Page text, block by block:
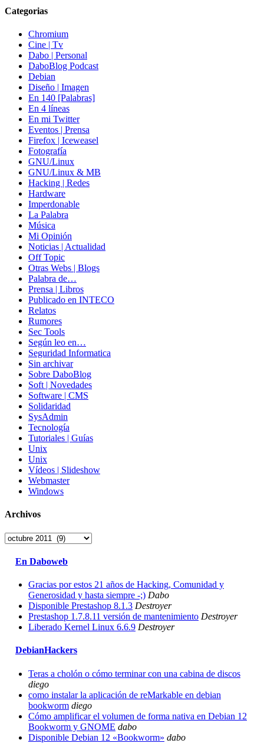
Categorias
Chromium
Cine | Tv
Dabo | Personal
DaboBlog Podcast
Debian
Diseño | Imagen
En 140 [Palabras]
En 4 líneas
En mi Twitter
Eventos | Prensa
Firefox | Iceweasel
Fotografía
GNU/Linux
GNU/Linux & MB
Hacking | Redes
Hardware
Imperdonable
La Palabra
Música
Mi Opinión
Noticias | Actualidad
Off Topic
Otras Webs | Blogs
Palabra de…
Prensa | Libros
Publicado en INTECO
Relatos
Rumores
Sec Tools
Según leo en…
Seguridad Informatica
Sin archivar
Sobre DaboBlog
Soft | Novedades
Software | CMS
Solidaridad
SysAdmin
Tecnología
Tutoriales | Guías
Unix
Unix
Vídeos | Slideshow
Webmaster
Windows
Archivos
Archivos
En Daboweb
Gracias por estos 21 años de Hacking, Comunidad y
Generosidad y hasta siempre -;) Dabo
Disponible Prestashop 8.1.3 Destroyer
Prestashop 1.7.8.11 versión de mantenimiento Destroyer
Liberado Kernel Linux 6.6.9 Destroyer
DebianHackers
Teras a cholón o cómo terminar con una cabina de discos
diego
como instalar la aplicación de reMarkable en debian
bookworm diego
Cómo amplificar el volumen de forma nativa en Debian 12
Bookworm y GNOME dabo
Disponible Debian 12 «Bookworm» dabo